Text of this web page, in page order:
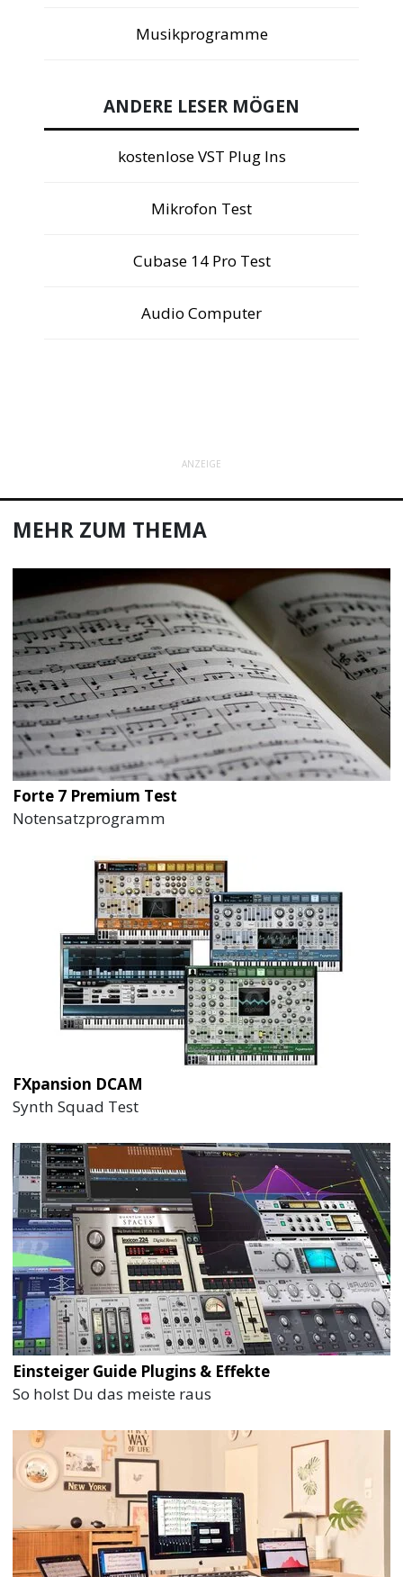
Musikprogramme
ANDERE LESER MÖGEN
kostenlose VST Plug Ins
Mikrofon Test
Cubase 14 Pro Test
Audio Computer
ANZEIGE
MEHR ZUM THEMA
Forte 7 Premium Test
Notensatzprogramm
FXpansion DCAM
Synth Squad Test
Einsteiger Guide Plugins & Effekte
So holst Du das meiste raus